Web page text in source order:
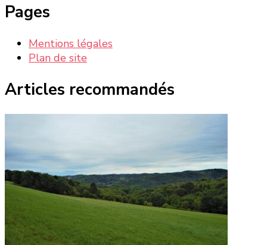
Pages
Mentions légales
Plan de site
Articles recommandés